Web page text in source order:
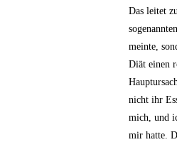
Das leitet
meinte,
Diät einen
nicht ihr
mich, und
mir hatte.